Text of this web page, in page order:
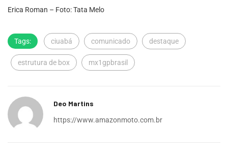
Erica Roman – Foto: Tata Melo
Tags: ciuabá comunicado destaque
estrutura de box mx1gpbrasil
Deo Martins
https://www.amazonmoto.com.br